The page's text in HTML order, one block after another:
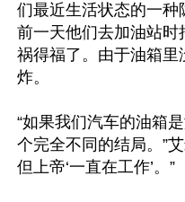
们最近生活状态的一
前一天他们去加油站时
祸得福了。由于油箱
炸。
“如果我们汽车的油箱
个完全不同的结局。”
但上帝‘一直在工作’。”